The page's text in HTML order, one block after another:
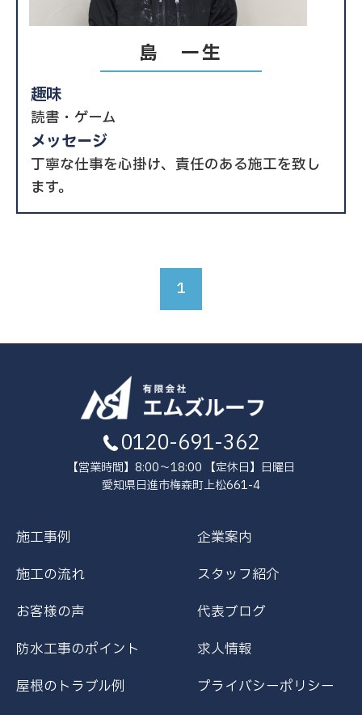
島 一生
趣味
読書・ゲーム
メッセージ
丁寧な仕事を心掛け、責任のある施工を致し
ます。
1
0120-691-362
【営業時間】8:00～18:00 【定休日】日曜日
愛知県日進市梅森町上松661-4
施工事例
施工の流れ
お客様の声
防水工事のポイント
屋根のトラブル例
企業案内
スタッフ紹介
代表ブログ
求人情報
プライバシーポリシー